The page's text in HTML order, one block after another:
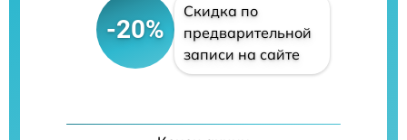
-20%
Скидка по
предварительной
записи на сайте